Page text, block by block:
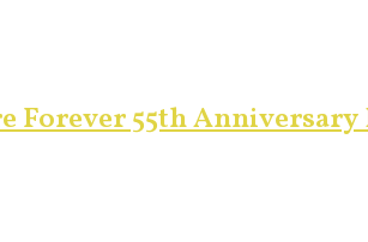
55th Anniversary